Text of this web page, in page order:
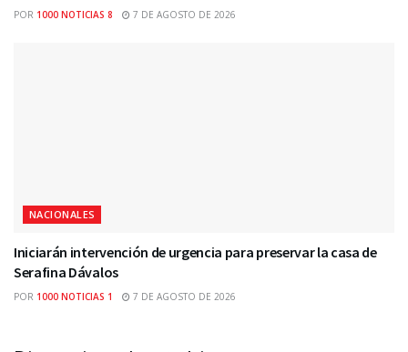
POR 1000 NOTICIAS 8 7 DE AGOSTO DE 2026
NACIONALES
Iniciarán intervención de urgencia para preservar la casa de
Serafina Dávalos
POR 1000 NOTICIAS 1 7 DE AGOSTO DE 2026